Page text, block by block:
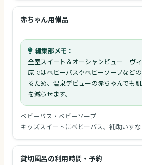
赤ちゃん用備品
編集部メモ：
全室スイート＆オーシャンビュー ヴ
原ではベビーバスやベビーソープなど
るため、温泉デビューの赤ちゃんでも
を減らせます。
ベビーバス・ベビーソープ
キッズスイートにベビーバス、補助いす
貸切風呂の利用時間・予約